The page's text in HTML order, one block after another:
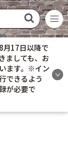
製品 常温配送
すめ ギフト
17日以降で
ましても、お
ます。※イン
できるよう
が必要で